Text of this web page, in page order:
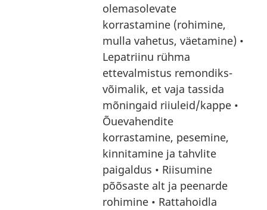
olemasolevate
korrastamine (rohimine,
mulla vahetus, väetamine) •
Lepatriinu rühma
ettevalmistus remondiks-
võimalik, et vaja tassida
mõningaid riiuleid/kappe •
Õuevahendite
korrastamine, pesemine,
kinnitamine ja tahvlite
paigaldus • Riisumine
põõsaste alt ja peenarde
rohimine • Rattahoidla